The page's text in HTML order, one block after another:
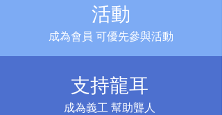
活動
​成為會員 可優先參與活動
支持龍耳
​成為義工 幫助聾人